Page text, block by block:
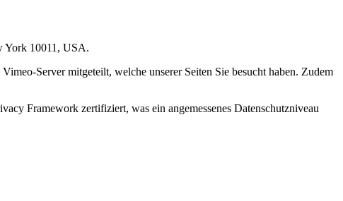
York 10011, USA.
Server mitgeteilt, welche unserer Seiten Sie besucht haben. Zudem
Framework zertifiziert, was ein angemessenes Datenschutzniveau